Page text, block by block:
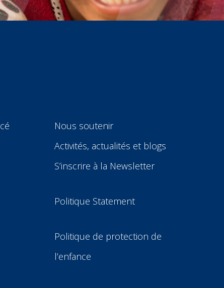
Nous soutenir
Activités, actualités et blogs
S’inscrire à la Newsletter
Politique Statement
Politique de protection de
l’enfance